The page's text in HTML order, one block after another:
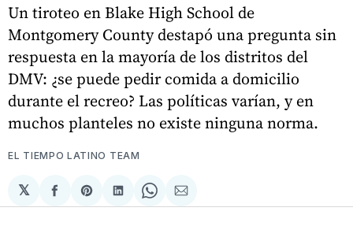
Un tiroteo en Blake High School de
Montgomery County destapó una pregunta sin
respuesta en la mayoría de los distritos del
DMV: ¿se puede pedir comida a domicilio
durante el recreo? Las políticas varían, y en
muchos planteles no existe ninguna norma.
EL TIEMPO LATINO TEAM
𝕏
Compartir
en
Share
on
Compartir
en
Share
on
Compartir
via